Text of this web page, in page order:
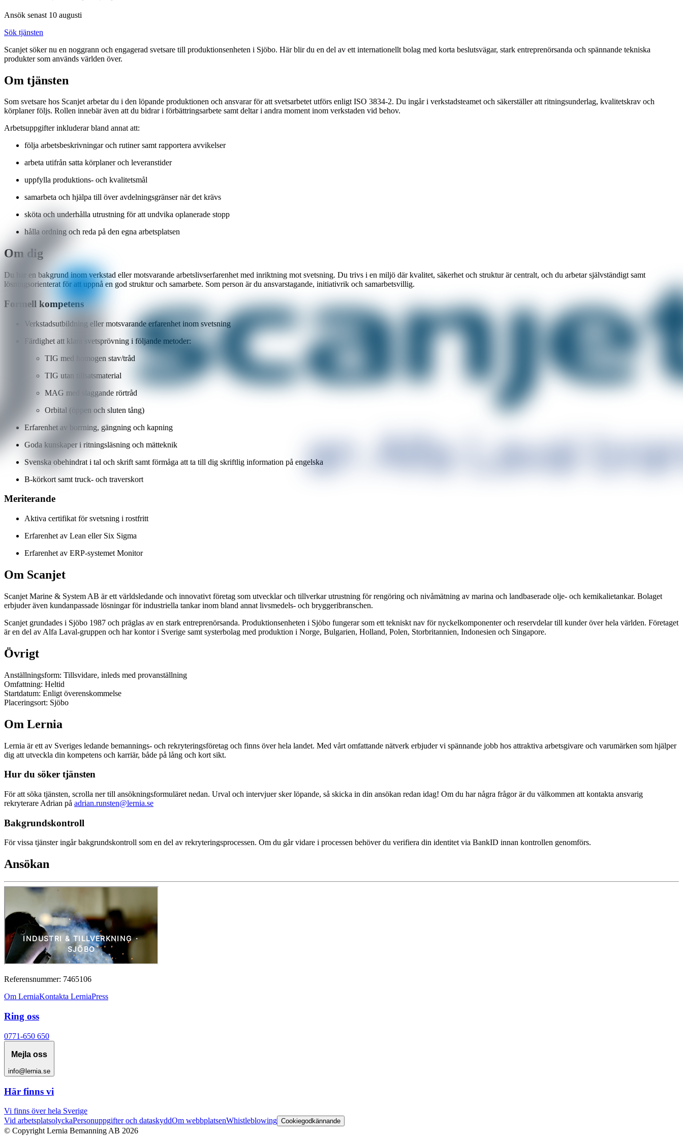
Ansök senast 10 augusti
Sök tjänsten
Scanjet söker nu en noggrann och engagerad svetsare till produktionsenheten i Sjöbo. Här blir du en del av ett internationellt bolag med korta beslutsvägar, stark entreprenörsanda och spännande tekniska
produkter som används världen över.
Om tjänsten
Som svetsare hos Scanjet arbetar du i den löpande produktionen och ansvarar för att svetsarbetet utförs enligt ISO 3834‑2. Du ingår i verkstadsteamet och säkerställer att ritningsunderlag, kvalitetskrav och
körplaner följs. Rollen innebär även att du bidrar i förbättringsarbete samt deltar i andra moment inom verkstaden vid behov.
Arbetsuppgifter inkluderar bland annat att:
följa arbetsbeskrivningar och rutiner samt rapportera avvikelser
arbeta utifrån satta körplaner och leveranstider
uppfylla produktions- och kvalitetsmål
samarbeta och hjälpa till över avdelningsgränser när det krävs
sköta och underhålla utrustning för att undvika oplanerade stopp
hålla ordning och reda på den egna arbetsplatsen
Om dig
Du har en bakgrund inom verkstad eller motsvarande arbetslivserfarenhet med inriktning mot svetsning. Du trivs i en miljö där kvalitet, säkerhet och struktur är centralt, och du arbetar självständigt samt
lösningsorienterat för att uppnå en god struktur och samarbete. Som person är du ansvarstagande, initiativrik och samarbetsvillig.
Formell kompetens
Verkstadsutbildning eller motsvarande erfarenhet inom svetsning
Färdighet att klara svetsprövning i följande metoder:
TIG med homogen stav/tråd
TIG utan tillsatsmaterial
MAG med slaggande rörtråd
Orbital (öppen och sluten tång)
Erfarenhet av borrning, gängning och kapning
Goda kunskaper i ritningsläsning och mätteknik
Svenska obehindrat i tal och skrift samt förmåga att ta till dig skriftlig information på engelska
B‑körkort samt truck- och traverskort
Meriterande
Aktiva certifikat för svetsning i rostfritt
Erfarenhet av Lean eller Six Sigma
Erfarenhet av ERP‑systemet Monitor
Om Scanjet
Scanjet Marine & System AB är ett världsledande och innovativt företag som utvecklar och tillverkar utrustning för rengöring och nivåmätning av marina och landbaserade olje- och kemikalietankar. Bolaget
erbjuder även kundanpassade lösningar för industriella tankar inom bland annat livsmedels- och bryggeribranschen.
Scanjet grundades i Sjöbo 1987 och präglas av en stark entreprenörsanda. Produktionsenheten i Sjöbo fungerar som ett tekniskt nav för nyckelkomponenter och reservdelar till kunder över hela världen. Företaget
är en del av Alfa Laval‑gruppen och har kontor i Sverige samt systerbolag med produktion i Norge, Bulgarien, Holland, Polen, Storbritannien, Indonesien och Singapore.
Övrigt
Anställningsform: Tillsvidare, inleds med provanställning
Omfattning: Heltid
Startdatum: Enligt överenskommelse
Placeringsort: Sjöbo
Om Lernia
Lernia är ett av Sveriges ledande bemannings- och rekryteringsföretag och finns över hela landet. Med vårt omfattande nätverk erbjuder vi spännande jobb hos attraktiva arbetsgivare och varumärken som hjälper
dig att utveckla din kompetens och karriär, både på lång och kort sikt.
Hur du söker tjänsten
För att söka tjänsten, scrolla ner till ansökningsformuläret nedan. Urval och intervjuer sker löpande, så skicka in din ansökan redan idag! Om du har några frågor är du välkommen att kontakta ansvarig
rekryterare Adrian på adrian.runsten@lernia.se
Bakgrundskontroll
För vissa tjänster ingår bakgrundskontroll som en del av rekryteringsprocessen. Om du går vidare i processen behöver du verifiera din identitet via BankID innan kontrollen genomförs.
Ansökan
Referensnummer: 7465106
Om LerniaKontakta LerniaPress
Ring oss
0771-650 650
Mejla oss
info@lernia.se
Här finns vi
Vi finns över hela Sverige
Vid arbetsplatsolyckaPersonuppgifter och dataskyddOm webbplatsenWhistleblowing Cookiegodkännande
© Copyright Lernia Bemanning AB 2026